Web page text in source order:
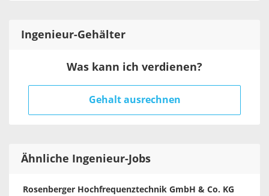
Ingenieur-Gehälter
Was kann ich verdienen?
Gehalt ausrechnen
Ähnliche Ingenieur-Jobs
Rosenberger Hochfrequenztechnik GmbH & Co. KG